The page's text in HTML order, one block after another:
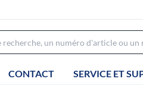
CONTACT SERVICE ET